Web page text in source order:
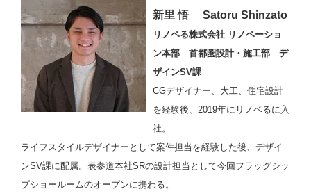
新里 悟 Satoru Shinzato
リノベる株式会社 リノベーショ
ン本部 首都圏設計・施工部 デ
ザインSV課
CGデザイナー、大工、住宅設計
を経験後、2019年にリノベるに入
社。
ライフスタイルデザイナーとして案件担当を経験した後、デザイ
ンSV課に配属。表参道本社SRの設計担当として今回フラッグシッ
プショールームのオープンに携わる。